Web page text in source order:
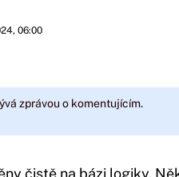
06:00
zprávou o komentujícím.
čistě na bázi logiky.